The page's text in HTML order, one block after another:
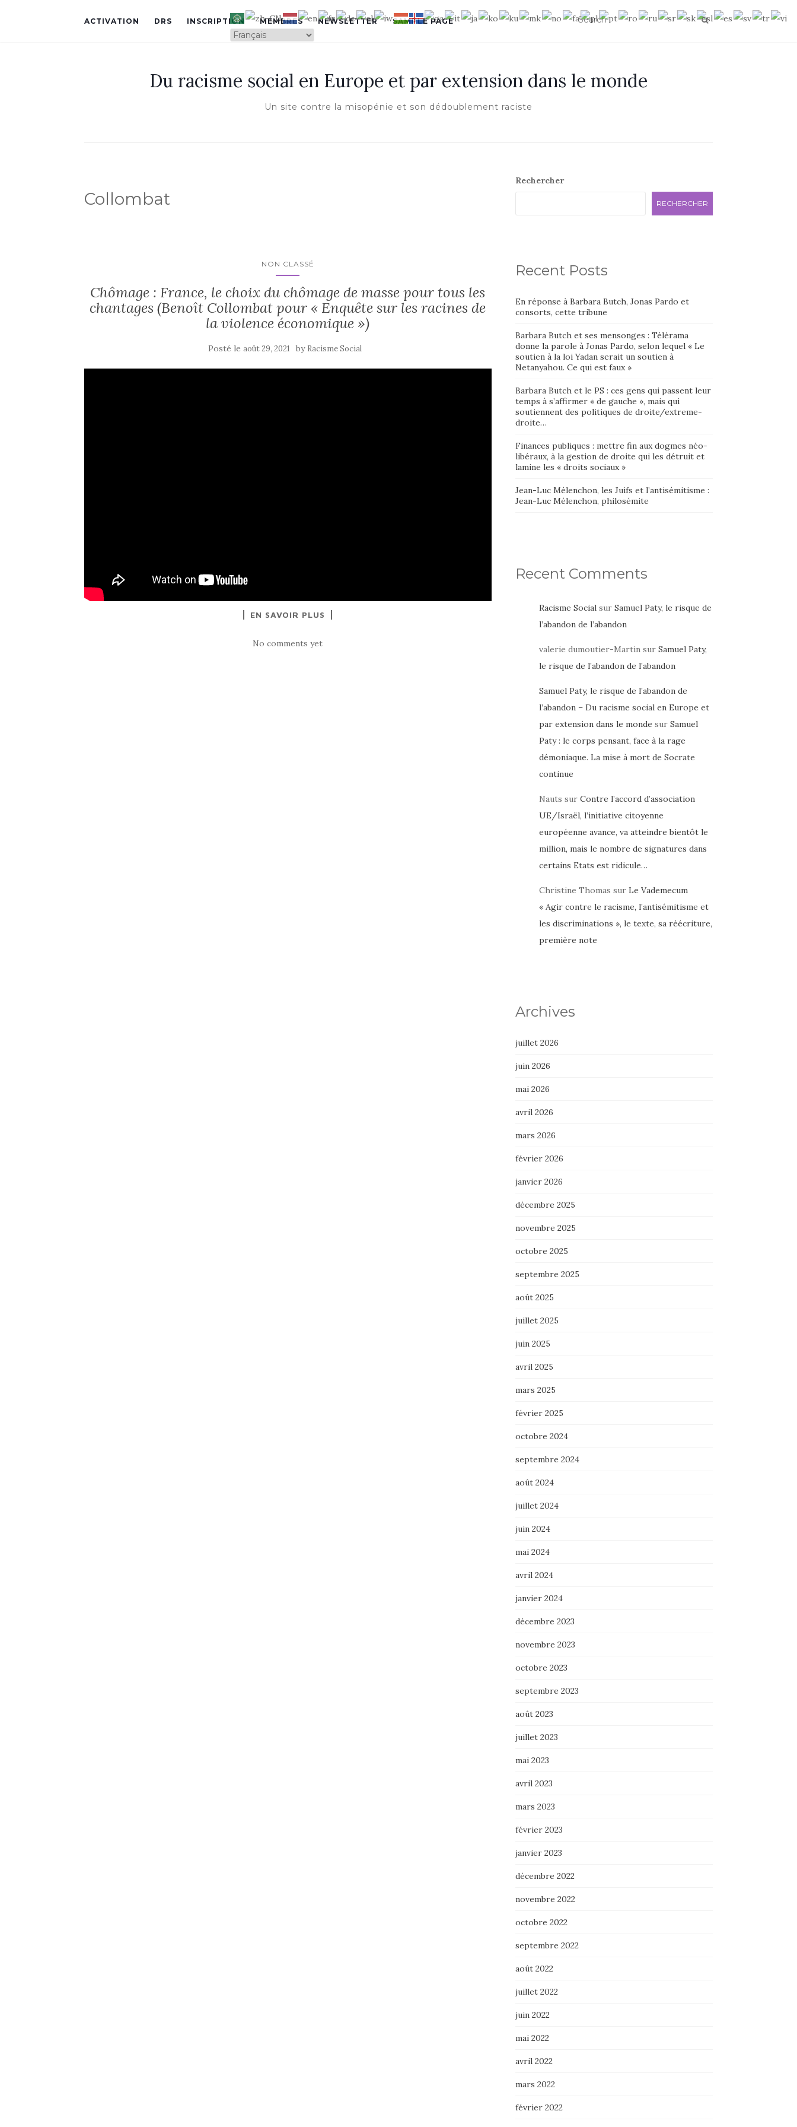
ACTIVATION DRS INSCRIPTION MEMBRES NEWSLETTER SAMPLE PAGE
Du racisme social en Europe et par extension dans le monde
Un site contre la misopénie et son dédoublement raciste
Collombat
NON CLASSÉ
Chômage : France, le choix du chômage de masse pour tous les
chantages (Benoît Collombat pour « Enquête sur les racines de
la violence économique »)
Posté le août 29, 2021 by Racisme Social
EN SAVOIR PLUS
No comments yet
Rechercher
RECHERCHER
Recent Posts
En réponse à Barbara Butch, Jonas Pardo et
consorts, cette tribune
Barbara Butch et ses mensonges : Télérama
donne la parole à Jonas Pardo, selon lequel « Le
soutien à la loi Yadan serait un soutien à
Netanyahou. Ce qui est faux »
Barbara Butch et le PS : ces gens qui passent leur
temps à s’affirmer « de gauche », mais qui
soutiennent des politiques de droite/extreme-
droite…
Finances publiques : mettre fin aux dogmes néo-
libéraux, à la gestion de droite qui les détruit et
lamine les « droits sociaux »
Jean-Luc Mélenchon, les Juifs et l’antisémitisme :
Jean-Luc Mélenchon, philosémite
Recent Comments
Racisme Socialsur Samuel Paty, le risque de
l’abandon de l’abandon
valerie dumoutier-Martinsur Samuel Paty,
le risque de l’abandon de l’abandon
Samuel Paty, le risque de l’abandon de
l’abandon – Du racisme social en Europe et
par extension dans le monde sur Samuel
Paty : le corps pensant, face à la rage
démoniaque. La mise à mort de Socrate
continue
Nauts sur Contre l’accord d’association
UE/Israël, l’initiative citoyenne
européenne avance, va atteindre bientôt le
million, mais le nombre de signatures dans
certains Etats est ridicule…
Christine Thomas sur Le Vademecum
« Agir contre le racisme, l’antisémitisme et
les discriminations », le texte, sa réécriture,
première note
Archives
juillet 2026
juin 2026
mai 2026
avril 2026
mars 2026
février 2026
janvier 2026
décembre 2025
novembre 2025
octobre 2025
septembre 2025
août 2025
juillet 2025
juin 2025
avril 2025
mars 2025
février 2025
octobre 2024
septembre 2024
août 2024
juillet 2024
juin 2024
mai 2024
avril 2024
janvier 2024
décembre 2023
novembre 2023
octobre 2023
septembre 2023
août 2023
juillet 2023
mai 2023
avril 2023
mars 2023
février 2023
janvier 2023
décembre 2022
novembre 2022
octobre 2022
septembre 2022
août 2022
juillet 2022
juin 2022
mai 2022
avril 2022
mars 2022
février 2022